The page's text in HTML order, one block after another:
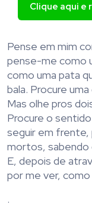
Clique aqui e
Pense em mim
pense-me como
como uma pata
bala. Procure
Mas olhe pros
Procure o
seguir em frente,
mortos, sabendo
E, depois de
por me ver,
.